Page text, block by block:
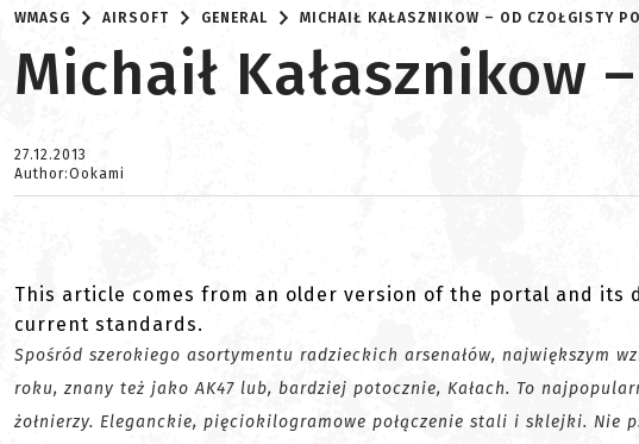
WMASG AIRSOFT GENERAL MICHAIŁ KAŁASZNIKOW – OD CZOŁGISTY
Michaił Kałasznikow
27.12.2013
Author:Ookami
This article comes from an older version of the portal and its
current standards.
Spośród szerokiego asortymentu radzieckich arsenałów, największym
roku, znany też jako AK47 lub, bardziej potocznie, Kałach. To
żołnierzy. Eleganckie, pięciokilogramowe połączenie stali i sklejki. Nie